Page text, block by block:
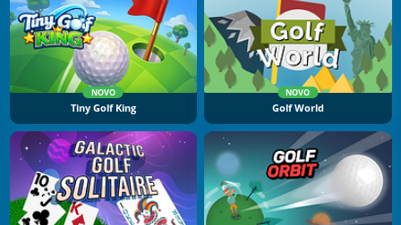
NOVO
Tiny Golf King
NOVO
Golf World